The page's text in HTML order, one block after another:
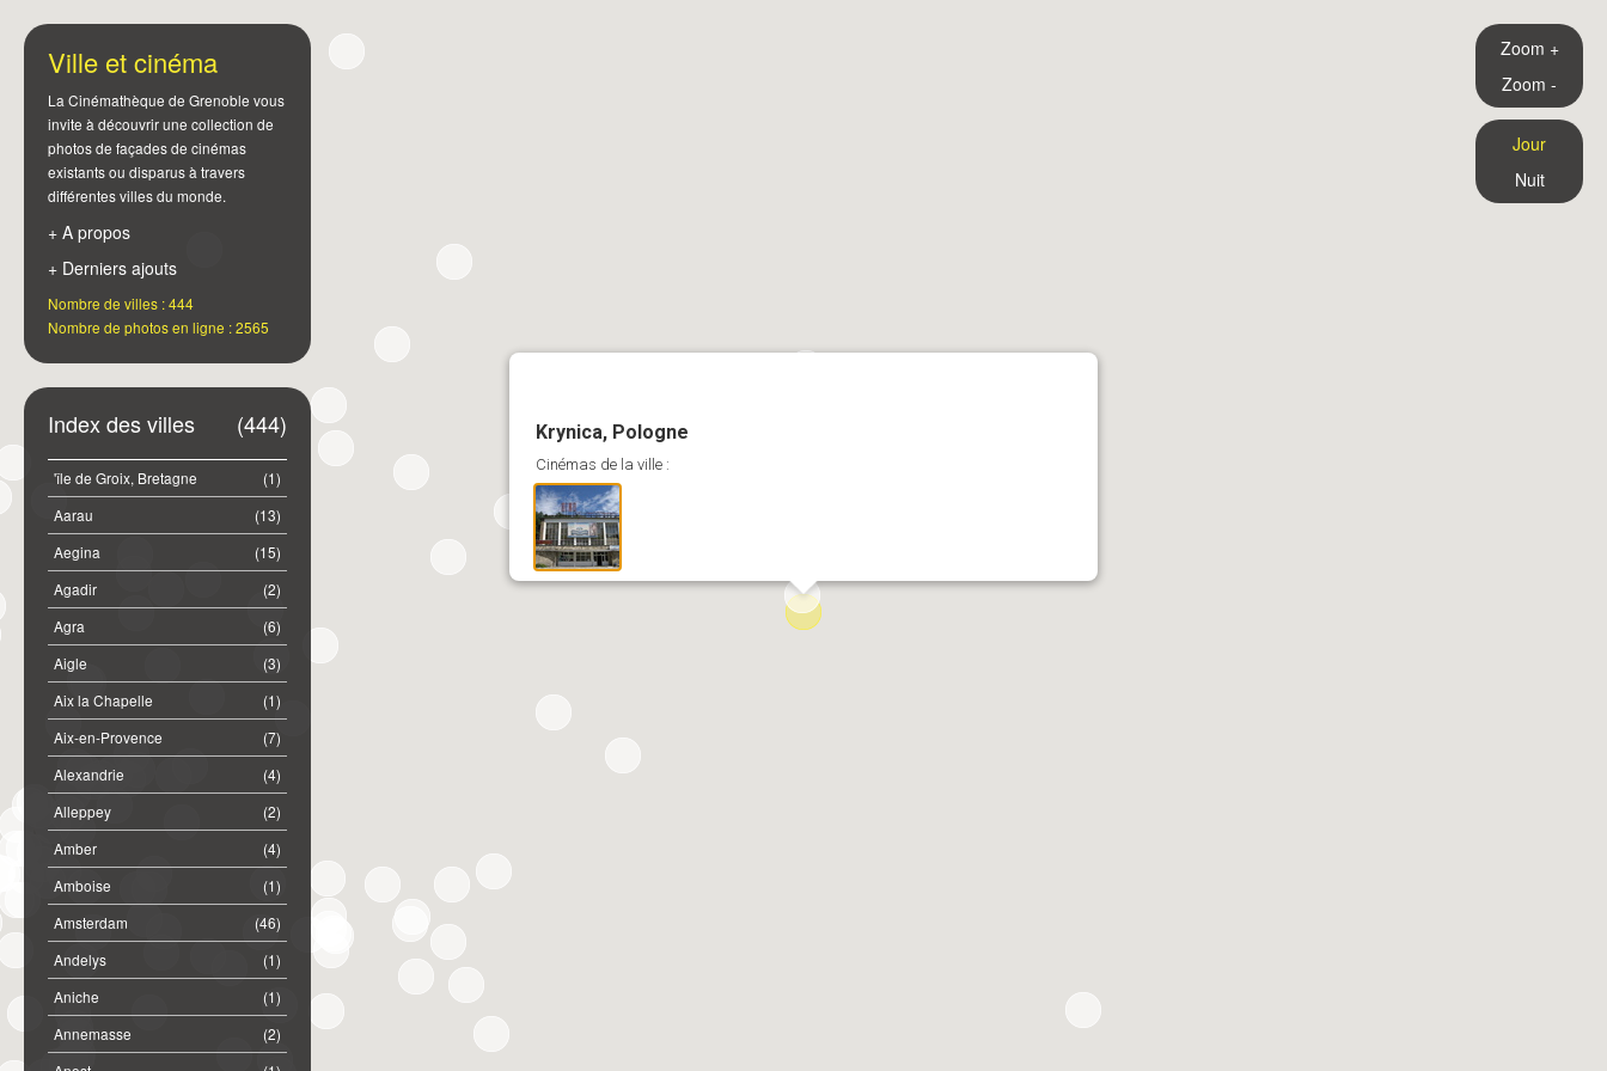
Krynica, Pologne
Cinémas de la ville :
Ville et cinéma
La Cinémathèque de Grenoble vous
invite à découvrir une collection de
photos de façades de cinémas
existants ou disparus à travers
différentes villes du monde.
+ A propos
+ Derniers ajouts
Nombre de villes : 444
Nombre de photos en ligne : 2565
(444)
Index des villes
(1)
'île de Groix, Bretagne
(13)
Aarau
(15)
Aegina
(2)
Agadir
(6)
Agra
(3)
Aigle
(1)
Aix la Chapelle
(7)
Aix-en-Provence
(4)
Alexandrie
(2)
Alleppey
(4)
Amber
(1)
Amboise
(46)
Amsterdam
(1)
Andelys
(1)
Aniche
(2)
Annemasse
Zoom +
Zoom -
Jour
Nuit